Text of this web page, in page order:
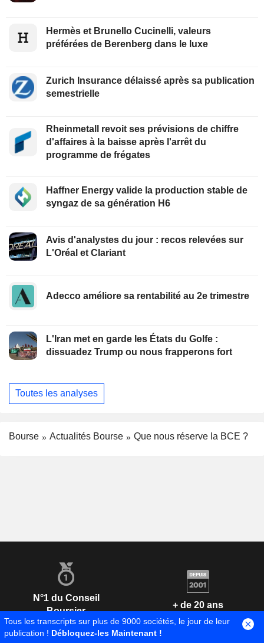
Hermès et Brunello Cucinelli, valeurs
préférées de Berenberg dans le luxe
Zurich Insurance délaissé après sa publication
semestrielle
Rheinmetall revoit ses prévisions de chiffre
d'affaires à la baisse après l'arrêt du
programme de frégates
Haffner Energy valide la production stable de
syngaz de sa génération H6
Avis d'analystes du jour : recos relevées sur
L'Oréal et Clariant
Adecco améliore sa rentabilité au 2e trimestre
L'Iran met en garde les États du Golfe :
dissuadez Trump ou nous frapperons fort
Toutes les analyses
Bourse Actualités Bourse Que nous réserve la BCE ?
N°1 du Conseil
Boursier
+ de 20 ans
à vos côtés
Tous les transcripts sur plus de 9000 sociétés, le jour de leur
publication ! Débloquez-les Maintenant !